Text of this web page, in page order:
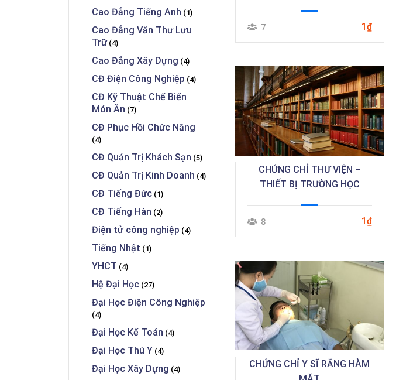
7 1₫
CHỨNG CHỈ THƯ VIỆN –
THIẾT BỊ TRƯỜNG HỌC
8 1₫
CHỨNG CHỈ Y SĨ RĂNG HÀM
Cao Đẳng Tiếng Anh (1)
Cao Đẳng Văn Thư Lưu
Trữ(4)
Cao Đẳng Xây Dựng (4)
CĐ Điện Công Nghiệp (4)
CĐ Kỹ Thuật Chế Biến
Món Ăn (7)
CĐ Phục Hồi Chức Năng
(4)
CĐ Quản Trị Khách Sạn (5)
CĐ Quản Trị Kinh Doanh (4)
CĐ Tiếng Đức (1)
CĐ Tiếng Hàn (2)
Điện tử công nghiệp (4)
Tiếng Nhật (1)
YHCT (4)
Hệ Đại Học (27)
Đại Học Điện Công Nghiệp
(4)
Đại Học Kế Toán (4)
Đại Học Thú Y (4)
Đại Học Xây Dựng (4)